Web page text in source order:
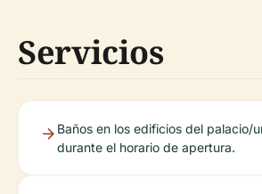
Servicios
Baños en los edificios del palacio/
durante el horario de apertura.